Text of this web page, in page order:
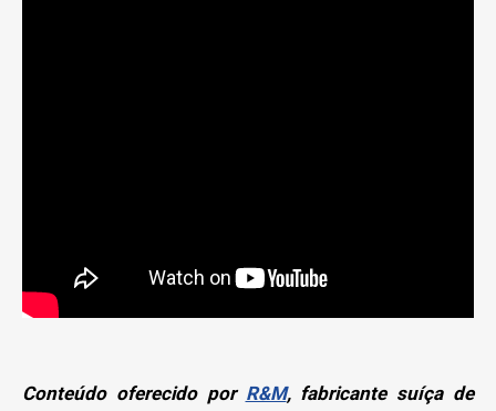
Conteúdo oferecido por R&M, fabricante suíça de